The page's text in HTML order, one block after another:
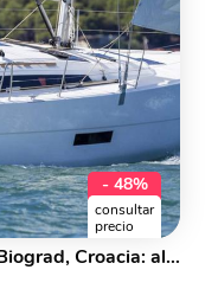
- 48%
consultar
precio
Alquiler de yates familiares en Biograd, Croacia: alquila un barco para hasta 8 personas.